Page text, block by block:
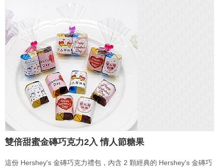
雙倍甜蜜金磚巧克力2入 情人節糖果
這份 Hershey's 金磚巧克力禮包，內含 2 顆經典的 Hershey's 金磚巧